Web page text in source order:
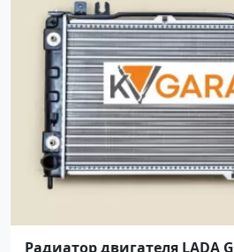
Радиатор двигателя LADA